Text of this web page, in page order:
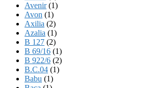
Avenir(1)
Avon (1)
Axilia (2)
Azalia (1)
B 127 (2)
B 69/16 (1)
B 922/6 (2)
B.C.04 (1)
Babu (1)